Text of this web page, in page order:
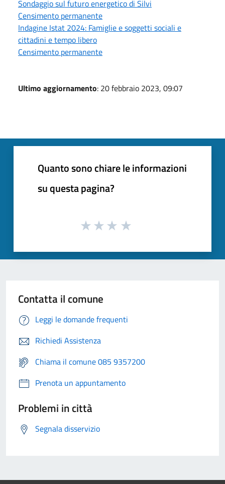
Sondaggio sul futuro energetico di Silvi
Censimento permanente
Indagine Istat 2024: Famiglie e soggetti sociali e
cittadini e tempo libero
Censimento permanente
Ultimo aggiornamento: 20 febbraio 2023, 09:07
Quanto sono chiare le informazioni
su questa pagina?
Contatta il comune
Leggi le domande frequenti
Richiedi Assistenza
Chiama il comune 085 9357200
Prenota un appuntamento
Problemi in città
Segnala disservizio